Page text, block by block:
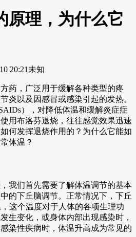
原理，为什么它
20:21 未知
药，广泛用于缓解各种类型的疼
炎以及因感冒或感染引起的发热。
），对降低体温和缓解炎症症
用布洛芬退烧，往往感觉效果迅速
何发挥退烧作用的？为什么它能如
体温？
我们首先需要了解体温调节的基本
的下丘脑调节。正常情况下，下丘
这个温度对于人体的各项生理功
生变化，或身体内部出现感染时，
染性疾病时，体温升高成为常见的